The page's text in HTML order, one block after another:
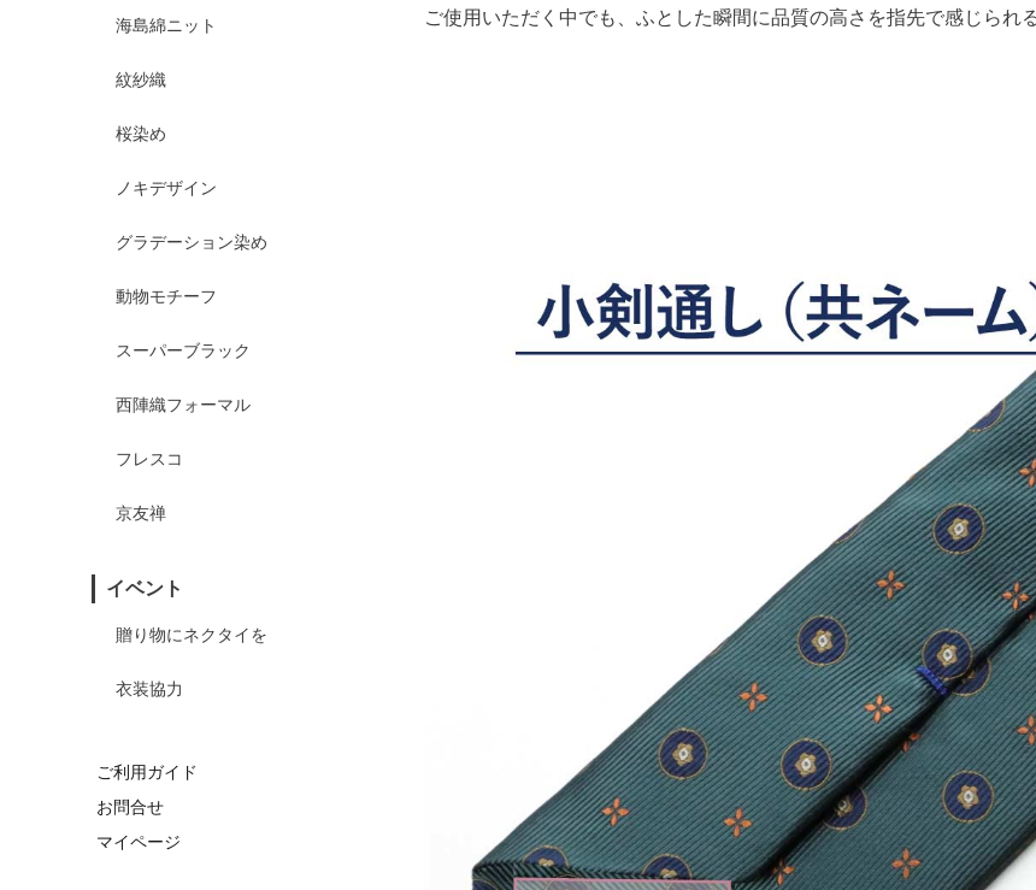
海島綿ニット
紋紗織
桜染め
ノキデザイン
グラデーション染め
動物モチーフ
スーパーブラック
西陣織フォーマル
フレスコ
京友禅
イベント
贈り物にネクタイを
衣装協力
ご利用ガイド
お問合せ
マイページ
ご使用いただく中でも、ふとした瞬間に品質の高さを指先で感じられ